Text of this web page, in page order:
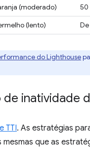
(moderado)
50
(lento)
do Lighthouse
inatividade
TTI. As estratégias
que as